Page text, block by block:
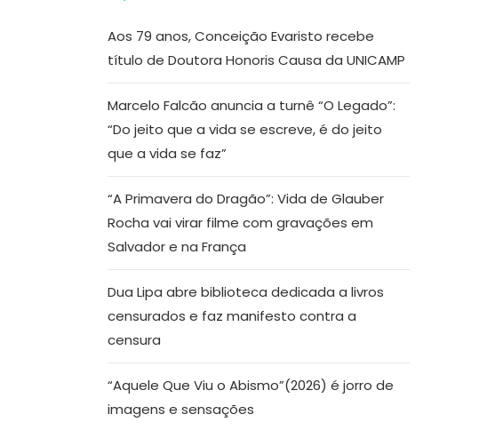
Aos 79 anos, Conceição Evaristo recebe
título de Doutora Honoris Causa da UNICAMP
Marcelo Falcão anuncia a turnê “O Legado”:
“Do jeito que a vida se escreve, é do jeito
que a vida se faz”
“A Primavera do Dragão”: Vida de Glauber
Rocha vai virar filme com gravações em
Salvador e na França
Dua Lipa abre biblioteca dedicada a livros
censurados e faz manifesto contra a
censura
“Aquele Que Viu o Abismo”(2026) é jorro de
imagens e sensações